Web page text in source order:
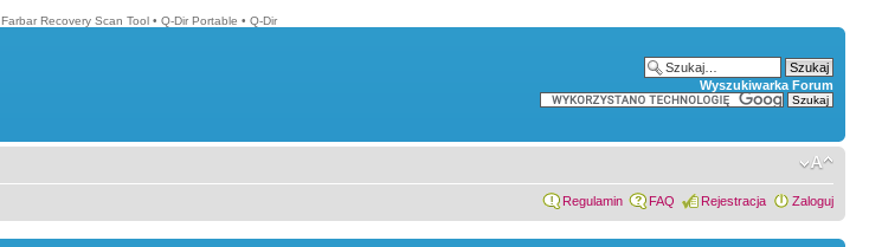
Farbar Recovery Scan Tool • Q-Dir Portable • Q-Dir
Wyszukiwarka Forum
Regulamin FAQ Rejestracja Zaloguj